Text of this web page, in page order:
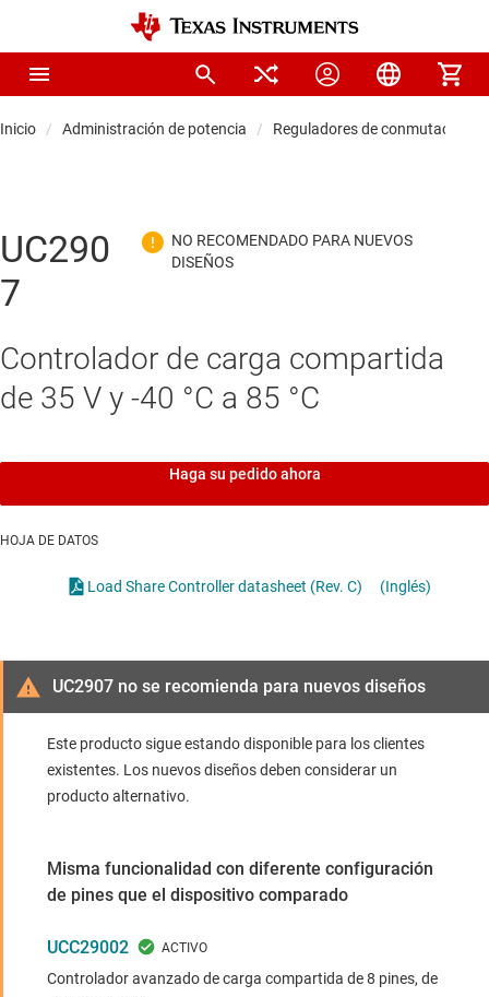
Inicio Administración de potencia Reguladores de conmutación
UC290
7
Controlador de carga compartida
de 35 V y -40 °C a 85 °C
Haga su pedido ahora
HOJA DE DATOS
Load Share Controller datasheet (Rev. C) (Inglés)
UC2907 no se recomienda para nuevos diseños
Este producto sigue estando disponible para los clientes
existentes. Los nuevos diseños deben considerar un
producto alternativo.
Misma funcionalidad con diferente configuración
de pines que el dispositivo comparado
UCC29002
Controlador avanzado de carga compartida de 8 pines, de